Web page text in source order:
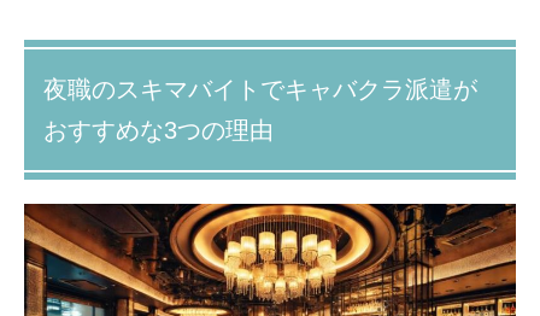
夜職のスキマバイトでキャバクラ派遣が
おすすめな3つの理由